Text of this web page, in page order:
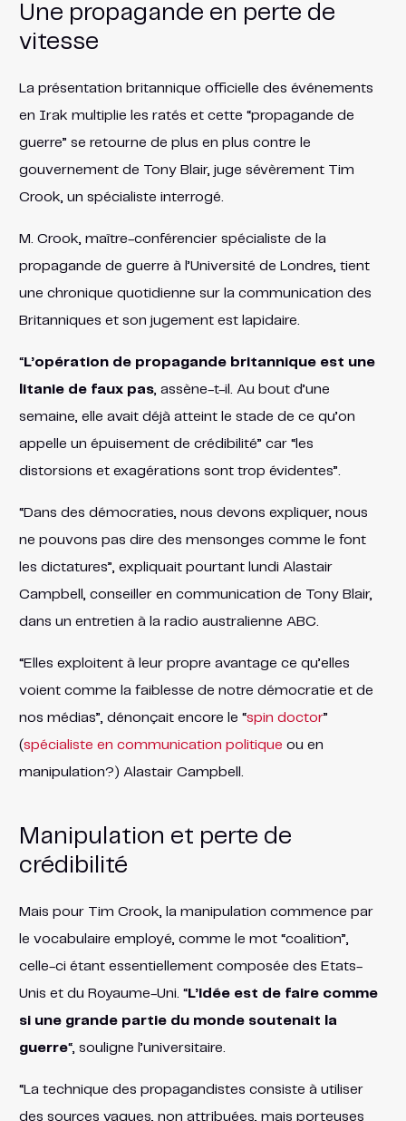
Une propagande en perte de
vitesse
La présentation britannique officielle des événements
en Irak multiplie les ratés et cette “propagande de
guerre” se retourne de plus en plus contre le
gouvernement de Tony Blair, juge sévèrement Tim
Crook, un spécialiste interrogé.
M. Crook, maître-conférencier spécialiste de la
propagande de guerre à l’Université de Londres, tient
une chronique quotidienne sur la communication des
Britanniques et son jugement est lapidaire.
“L’opération de propagande britannique est une
litanie de faux pas, assène-t-il. Au bout d’une
semaine, elle avait déjà atteint le stade de ce qu’on
appelle un épuisement de crédibilité” car “les
distorsions et exagérations sont trop évidentes”.
“Dans des démocraties, nous devons expliquer, nous
ne pouvons pas dire des mensonges comme le font
les dictatures”, expliquait pourtant lundi Alastair
Campbell, conseiller en communication de Tony Blair,
dans un entretien à la radio australienne ABC.
“Elles exploitent à leur propre avantage ce qu’elles
voient comme la faiblesse de notre démocratie et de
nos médias”, dénonçait encore le “spin doctor”
(spécialiste en communication politique ou en
manipulation?) Alastair Campbell.
Manipulation et perte de
crédibilité
Mais pour Tim Crook, la manipulation commence par
le vocabulaire employé, comme le mot “coalition”,
celle-ci étant essentiellement composée des Etats-
Unis et du Royaume-Uni. “L’idée est de faire comme
si une grande partie du monde soutenait la
guerre“, souligne l’universitaire.
“La technique des propagandistes consiste à utiliser
des sources vagues, non attribuées, mais porteuses